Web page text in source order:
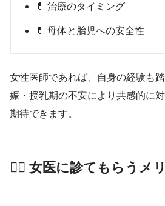
💊 治療のタイミング
💊 母体と胎児への安全性
女性医師であれば、自身の経験も
娠・授乳期の不安により共感的に
期待できます。
👩‍⚕️ 女医に診てもらうメ